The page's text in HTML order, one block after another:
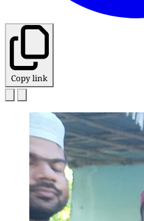
Copy link